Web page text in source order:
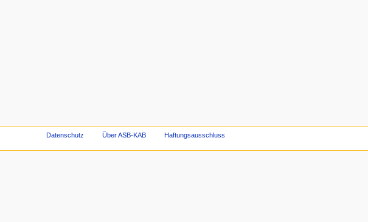
Datenschutz Über ASB-KAB Haftungsausschluss